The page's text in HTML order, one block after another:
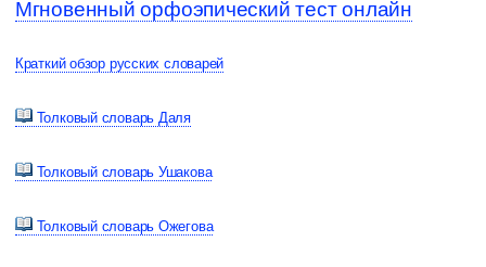
Мгновенный орфоэпический тест онлайн
Краткий обзор русских словарей
Толковый словарь Даля
Толковый словарь Ушакова
Толковый словарь Ожегова